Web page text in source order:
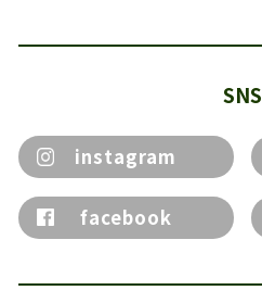
SNS
instagram
facebook